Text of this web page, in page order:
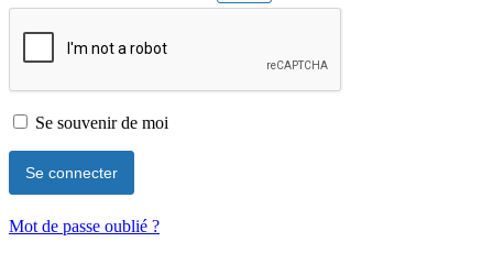
Se souvenir de moi
Mot de passe oublié ?